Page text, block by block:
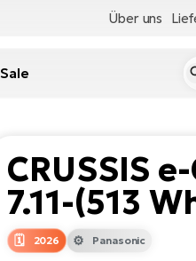
Über uns
Sale
CRUSSIS
7.11-(513
Panasonic
2026